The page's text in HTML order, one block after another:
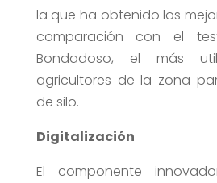
la que ha obtenido los
comparación con el
Bondadoso, el más
agricultores de la zona
de silo.
Digitalización
El componente